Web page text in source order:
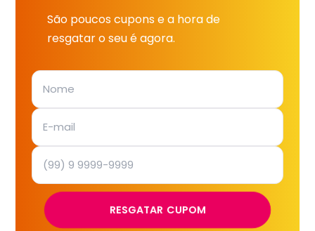
São poucos cupons e a hora de
resgatar o seu é agora.
RESGATAR CUPOM